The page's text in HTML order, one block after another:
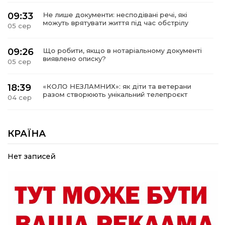
09:33
05 сер
Не лише документи: несподівані речі, які
можуть врятувати життя під час обстрілу
09:26
05 сер
Що робити, якщо в нотаріальному документі
виявлено описку?
18:39
04 сер
«КОЛО НЕЗЛАМНИХ»: як діти та ветерани
разом створюють унікальний телепроєкт
04 сер
прикордоння до втраченого дому
19:36
Пишіть листи самому собі, або як уникнути
19:29
30 лип
«Все закінчиться, приїду й одружуся…»: Пам’яті
26-річного Захисника Богдана Ємця (ВІДЕО)
КРАЇНА
Нет записей